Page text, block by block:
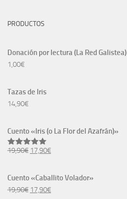
PRODUCTOS
Donación por lectura (La Red Galistea)
1,00€
Tazas de Iris
14,90€
Cuento «Iris (o La Flor del Azafrán)»
Valorado
19,90€ El
original
era:
17,90€El
actual
es:
Cuento «Caballito Volador»
19,90€ El
17,90€El